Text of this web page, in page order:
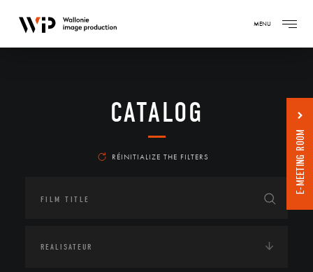
MENU
CATALOG
RÉINITIALIZE THE FILTERS E-MEETING ROOM